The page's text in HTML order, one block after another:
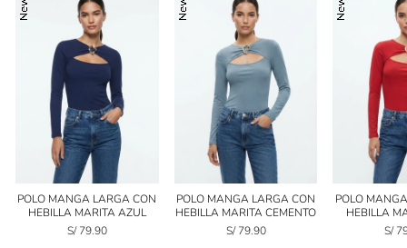
POLO MANGA LARGA CON
HEBILLA MARITA AZUL
S/ 79.90
POLO MANGA LARGA CON
HEBILLA MARITA CEMENTO
S/ 79.90
POLO
HEBILLA
S/